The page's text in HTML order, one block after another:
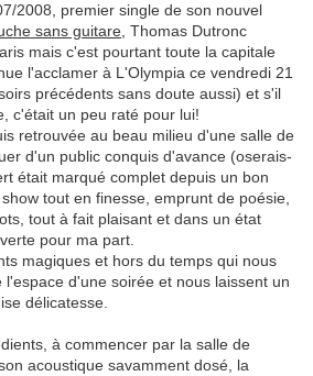
2008, premier single de son nouvel
sans guitare , Thomas Dutronc
mais c'est pourtant toute la capitale
l'acclamer à L'Olympia ce vendredi 21
précédents sans doute aussi) et s'il
c'était un peu raté pour lui!
retrouvée au beau milieu d'une salle de
d'un public conquis d'avance (oserais-
était marqué complet depuis un bon
tout en finesse, emprunt de poésie,
tout à fait plaisant et dans un état
pour ma part.
magiques et hors du temps qui nous
d'une soirée et nous laissent un
délicatesse.
à commencer par la salle de
acoustique savamment dosé, la